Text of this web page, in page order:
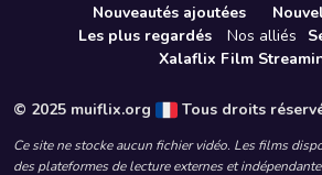
Nouveautés ajoutées
Les plus regardés
Nos alliés
Xalaflix Film
© 2025 muiflix.org Tous droits
Ce site ne stocke aucun fichier vidéo. Les films
des plateformes de lecture externes et